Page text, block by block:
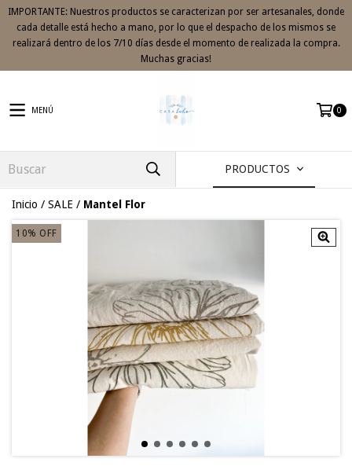
IMPORTANTE: Nuestros productos se caracterizan por ser artesanales, donde
cada detalle está hecho a mano, por lo que el despacho de los mismos se
realizará dentro de los 7/10 días desde el momento de realizada la compra.
Muchas gracias!
MENÚ 0
PRODUCTOS
Inicio / SALE / Mantel Flor
10% OFF